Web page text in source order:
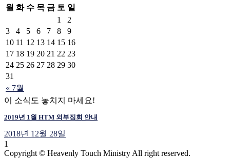
월 화 수 목 금 토 일
« 7월
1
2
3
4 5 6 7 8
9
10 11 12 13 14 15 16
17 18 19 20 21 22 23
24 25 26 27 28 29 30
31
이 소식도 놓치지 마세요!
2019년 1월 HTM 외부집회 안내
2018년 12월 28일
1
Copyright © Heavenly Touch Ministry All right reserved.